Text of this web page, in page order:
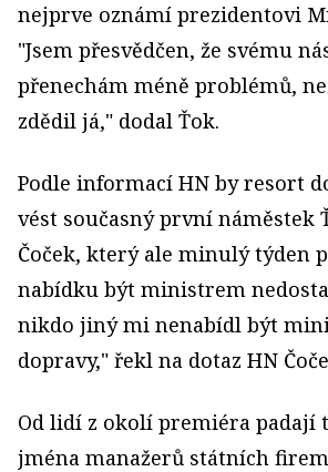
nejprve oznámí prezidentovi
"Jsem přesvědčen, že svému
přenechám méně problémů,
zdědil já," dodal Ťok.
Podle informací HN by resort
vést současný první náměstek
Čoček, který ale minulý týden
nabídku být ministrem
nikdo jiný mi nenabídl být
dopravy," řekl na dotaz HN
Od lidí z okolí premiéra padají
jména manažerů státních